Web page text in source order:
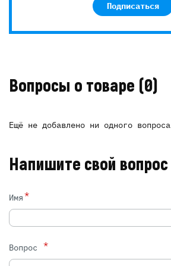
Подписаться
Вопросы о товаре (0)
Ещё не добавлено ни одного вопроса
Напишите свой вопрос
Имя*
Вопрос *